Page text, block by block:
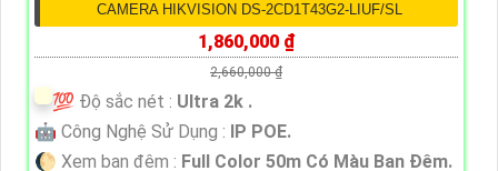
CAMERA HIKVISION DS-2CD1T43G2-LIUF/SL
1,860,000 ₫
2,660,000 ₫
💯 Độ sắc nét : Ultra 2k .
🤖️ Công Nghệ Sử Dụng :
IP POE.
🌔 Xem ban đêm : Full Color 50m Có Màu Ban Ðêm.